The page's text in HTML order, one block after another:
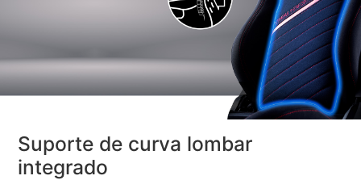
Suporte de curva lombar
integrado